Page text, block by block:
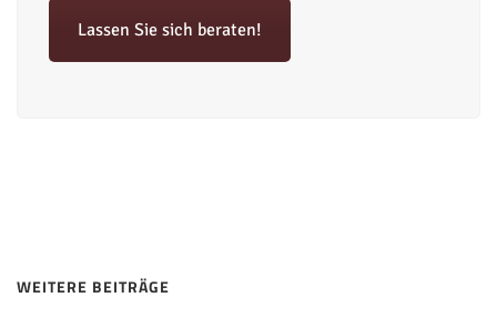
Lassen Sie sich beraten!
WEITERE BEITRÄGE